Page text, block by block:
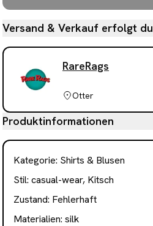
Versand & Verkauf erfolgt
RareRags
Otter
Produktinformationen
Kategorie: Shirts & Blusen
Stil: casual-wear, Kitsch
Zustand: Fehlerhaft
Materialien: silk